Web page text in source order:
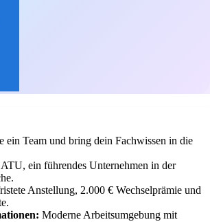
ein Team und bring dein Fachwissen in die
ATU, ein führendes Unternehmen in der
Anstellung, 2.000 € Wechselprämie und
Moderne Arbeitsumgebung mit